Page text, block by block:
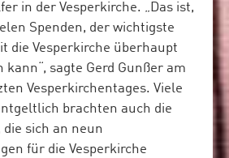
in der Vesperkirche. „Das ist,
Spenden, der wichtigste
die Vesperkirche überhaupt
sagte Gerd Gunßer am
Vesperkirchentages. Viele
brachten auch die
sich an neun
für die Vesperkirche